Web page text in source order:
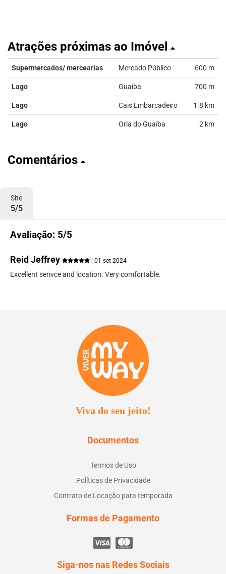
Atrações próximas ao Imóvel
Supermercados/ mercearias Mercado Público 600 m
Lago Guaíba 700 m
Lago Cais Embarcadeiro 1.8 km
Lago Orla do Guaíba 2 km
Comentários
Site
5/5
Avaliação: 5/5
Reid Jeffrey | 01 set 2024
Excellent serivce and location. Very comfortable.
Viva do seu jeito!
Documentos
Termos de Uso
Políticas de Privacidade
Contrato de Locação para temporada
Formas de Pagamento
Siga-nos nas Redes Sociais